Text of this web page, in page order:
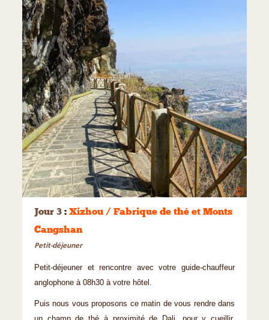
©
Jour 3 : Xizhou / Fabrique de thé et Monts
Cangshan
Petit-déjeuner
Petit-déjeuner et rencontre avec votre guide-chauffeur
anglophone à 08h30 à votre hôtel.
Puis nous vous proposons ce matin de vous rendre dans